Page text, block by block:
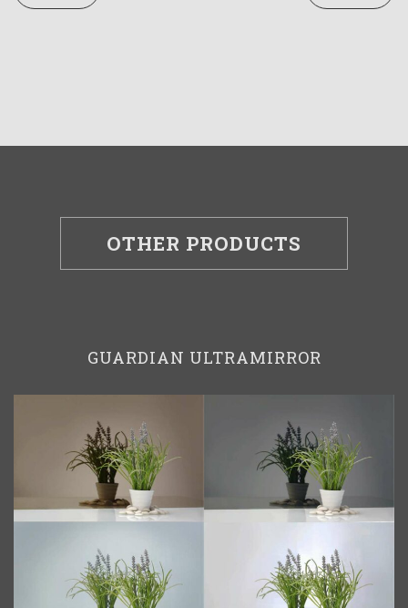
OTHER PRODUCTS
GUARDIAN ULTRAMIRROR